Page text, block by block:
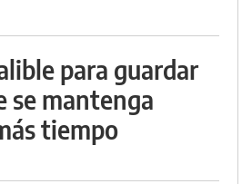
para guardar
se mantenga
tiempo